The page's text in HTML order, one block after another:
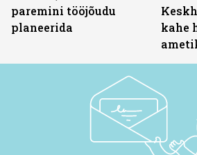
paremini tööjõudu
planeerida
kahe